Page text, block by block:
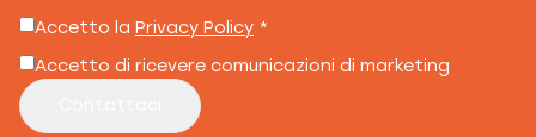
Accetto la Privacy Policy *
Accetto di ricevere comunicazioni di marketing